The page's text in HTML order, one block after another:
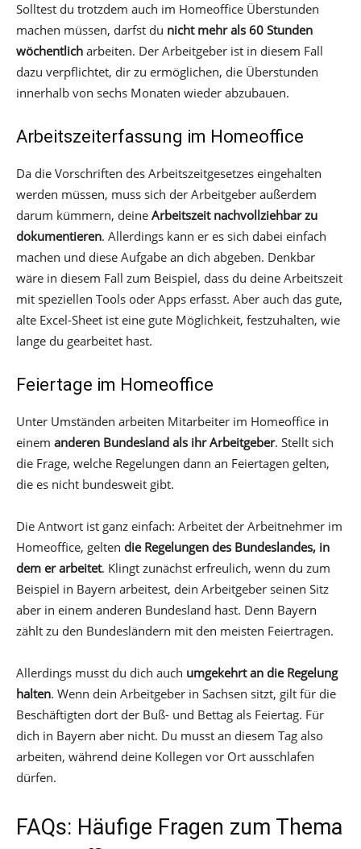
Solltest du trotzdem auch im Homeoffice Überstunden
machen müssen, darfst du nicht mehr als 60 Stunden
wöchentlich arbeiten. Der Arbeitgeber ist in diesem Fall
dazu verpflichtet, dir zu ermöglichen, die Überstunden
innerhalb von sechs Monaten wieder abzubauen.
Arbeitszeiterfassung im Homeoffice
Da die Vorschriften des Arbeitszeitgesetzes eingehalten
werden müssen, muss sich der Arbeitgeber außerdem
darum kümmern, deine Arbeitszeit nachvollziehbar zu
dokumentieren. Allerdings kann er es sich dabei einfach
machen und diese Aufgabe an dich abgeben. Denkbar
wäre in diesem Fall zum Beispiel, dass du deine Arbeitszeit
mit speziellen Tools oder Apps erfasst. Aber auch das gute,
alte Excel-Sheet ist eine gute Möglichkeit, festzuhalten, wie
lange du gearbeitet hast.
Feiertage im Homeoffice
Unter Umständen arbeiten Mitarbeiter im Homeoffice in
einem anderen Bundesland als ihr Arbeitgeber. Stellt sich
die Frage, welche Regelungen dann an Feiertagen gelten,
die es nicht bundesweit gibt.
Die Antwort ist ganz einfach: Arbeitet der Arbeitnehmer im
Homeoffice, gelten die Regelungen des Bundeslandes, in
dem er arbeitet. Klingt zunächst erfreulich, wenn du zum
Beispiel in Bayern arbeitest, dein Arbeitgeber seinen Sitz
aber in einem anderen Bundesland hast. Denn Bayern
zählt zu den Bundesländern mit den meisten Feiertragen.
Allerdings musst du dich auch umgekehrt an die Regelung
halten. Wenn dein Arbeitgeber in Sachsen sitzt, gilt für die
Beschäftigten dort der Buß- und Bettag als Feiertag. Für
dich in Bayern aber nicht. Du musst an diesem Tag also
arbeiten, während deine Kollegen vor Ort ausschlafen
dürfen.
FAQs: Häufige Fragen zum Thema